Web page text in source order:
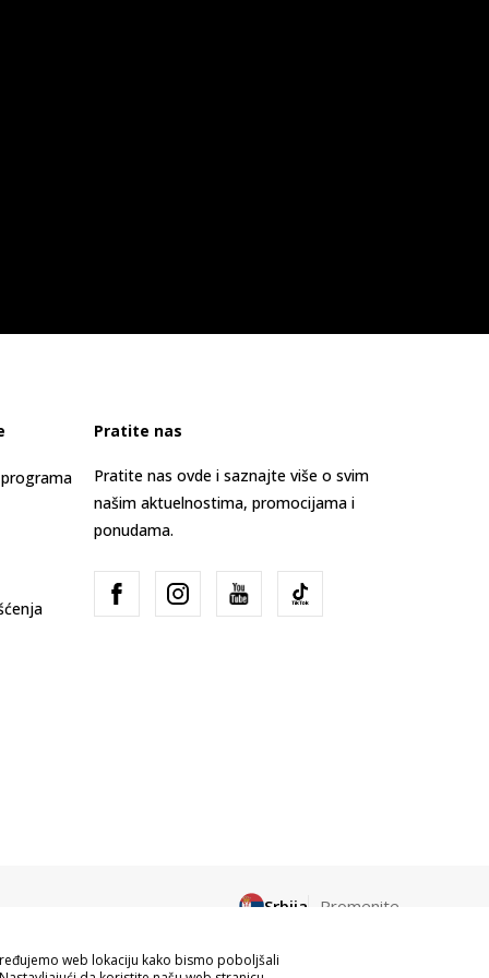
Pratite nas
Pratite nas ovde i saznajte više o svim
našim aktuelnostima, promocijama i
ponudama.
Srbija Promenite
web lokaciju kako bismo poboljšali